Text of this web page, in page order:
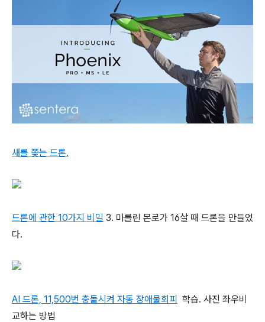
새를 쫒는 드론.
드론에 관한 10가지 비밀 3. 마를린 몬로가 16살 때 드론을 만들었
다.
AI 드론, 11,500번 충돌시켜 자동 장애물회피
학습. 사진 좌우비
교하는 방법